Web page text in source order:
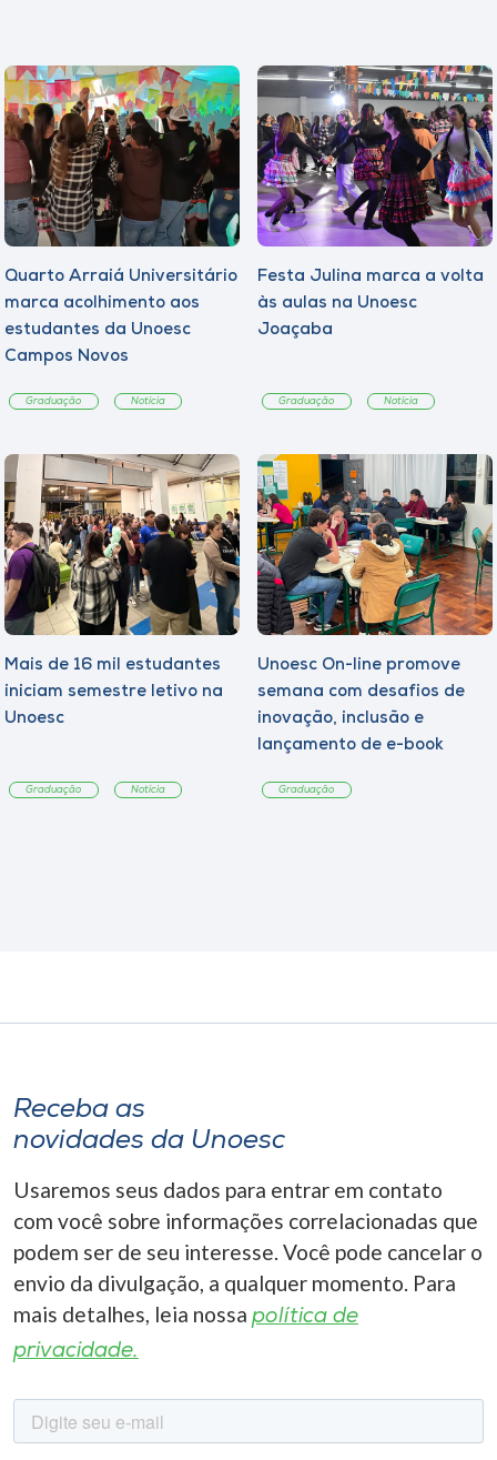
Quarto Arraiá Universitário
marca acolhimento aos
estudantes da Unoesc
Campos Novos
Graduação Notícia
Festa Julina marca a volta
às aulas na Unoesc
Joaçaba
Graduação Notícia
Mais de 16 mil estudantes
iniciam semestre letivo na
Unoesc
Graduação Notícia
Unoesc On-line promove
semana com desafios de
inovação, inclusão e
lançamento de e-book
Graduação
Receba as
novidades da Unoesc
Usaremos seus dados para entrar em contato
com você sobre informações correlacionadas que
podem ser de seu interesse. Você pode cancelar o
envio da divulgação, a qualquer momento. Para
mais detalhes, leia nossa política de
privacidade.